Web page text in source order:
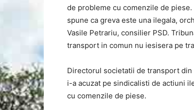
de probleme cu comenzile de
spune ca greva este una ilegala,
Vasile Petrariu, consilier PSD.
transport in comun nu iesisera pe
Directorul societatii de transport din
i-a acuzat pe sindicalisti de actiuni
cu comenzile de piese.